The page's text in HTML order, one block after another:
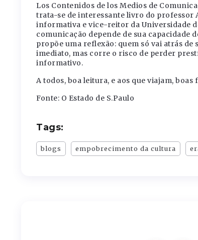
Los Contenidos de los Medios de
trata-se de interessante livro do professor
informativa e vice-reitor da Universidade
comunicação depende de sua capacidade
propõe uma reflexão: quem só vai atrás
imediato, mas corre o risco de perder
informativo.
A todos, boa leitura, e aos que viajam, boas
Fonte: O Estado de S.Paulo
Tags:
blogs empobrecimento da cultura